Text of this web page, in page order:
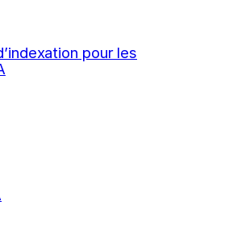
pour les